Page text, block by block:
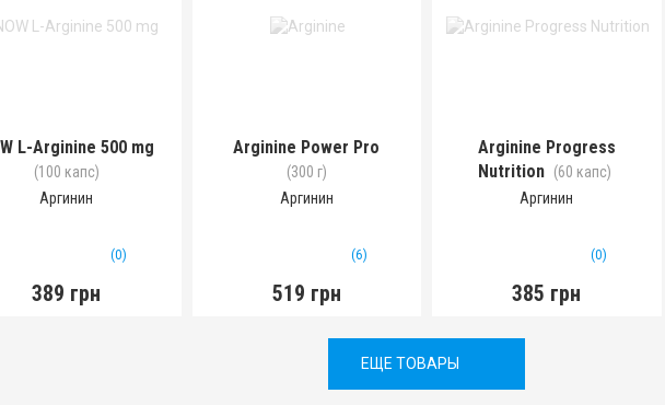
L-Arginine 500 mg
(100 капс)
Аргинин
(0)
389 грн
Arginine Power Pro
(300 г)
Аргинин
(6)
519 грн
Arginine Progress
Nutrition (60 капс)
Аргинин
(0)
385 грн
ЕЩЕ ТОВАРЫ